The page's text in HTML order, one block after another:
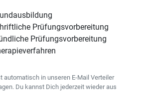
Prüfungsvorbereitung
Prüfungsvorbereitung
automatisch in unseren E-Mail Verteiler
Du kannst Dich jederzeit wieder aus